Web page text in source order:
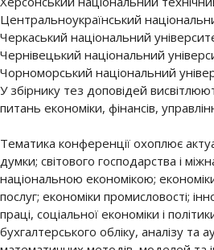
Центральноукраїнський
Черкаський національний
Чернівецький національний
Чорноморський національний
У збірнику тез доповідей
питань економіки, фінансів,
Тематика конференції охоплює
думки; світового господарства і
національною економікою;
послуг; економіки промисловості;
праці, соціальної економіки і
бухгалтерського обліку, аналізу та